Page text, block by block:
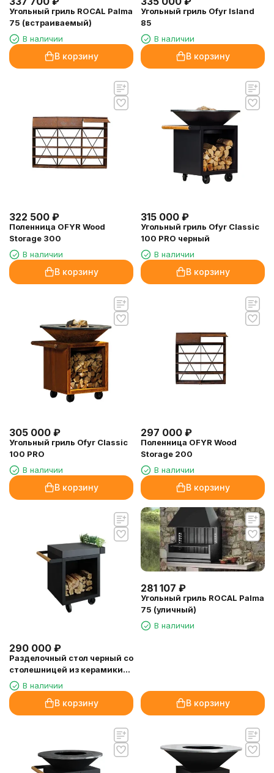
Угольный гриль ROCAL Palma
75 (встраиваемый)
В наличии
В корзину
Угольный гриль Ofyr Island
85
В наличии
В корзину
322 500 ₽
Поленница OFYR Wood
Storage 300
В наличии
В корзину
315 000 ₽
Угольный гриль Ofyr Classic
100 PRO черный
В наличии
В корзину
305 000 ₽
Угольный гриль Ofyr Classic
100 PRO
В наличии
В корзину
297 000 ₽
Поленница OFYR Wood
Storage 200
В наличии
В корзину
290 000 ₽
Разделочный стол черный со
столешницей из керамики
OFYRВ наличии
В корзину
281 107 ₽
Угольный гриль ROCAL Palma
75 (уличный)
В наличии
В корзину